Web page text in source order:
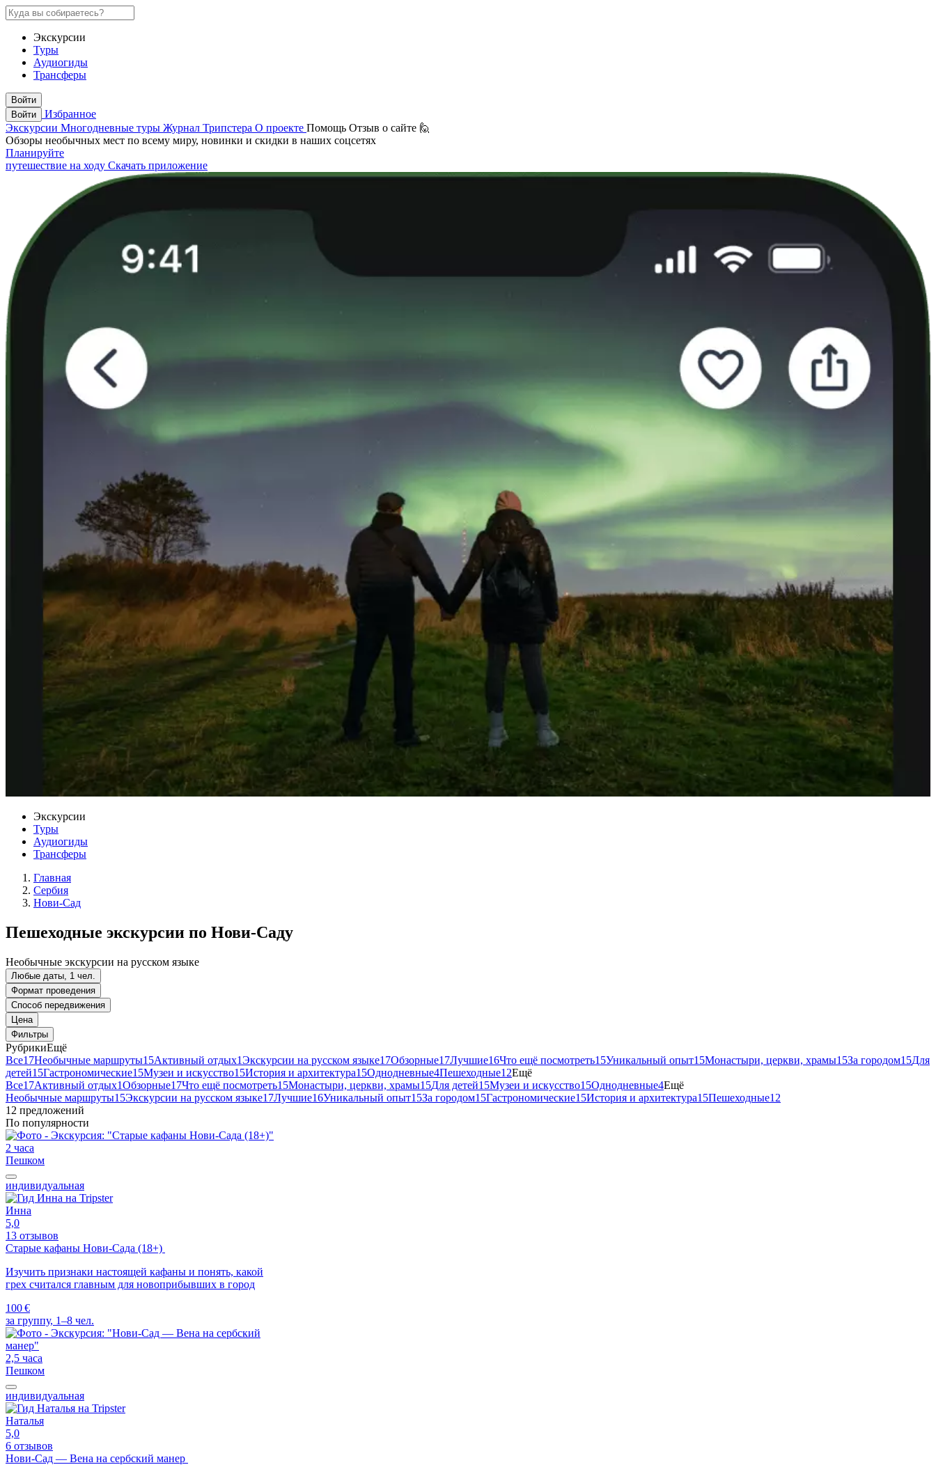
Экскурсии
Туры
Аудиогиды
Трансферы
Войти
Войти
Избранное
Экскурсии Многодневные туры Журнал Трипстера О проекте Помощь Отзыв о сайте 🙋
Обзоры необычных мест по всему миру, новинки и скидки в наших соцсетях
Планируйте
путешествие на ходу Скачать приложение
Экскурсии
Туры
Аудиогиды
Трансферы
Главная
Сербия
Нови-Сад
Пешеходные экскурсии по Нови-Саду
Необычные экскурсии на русском языке
Любые даты, 1 чел.
Формат проведения
Способ передвижения
Цена
Фильтры
РубрикиЕщё
Все17Необычные маршруты15Активный отдых1Экскурсии на русском языке17Обзорные17Лучшие16Что ещё посмотреть15Уникальный опыт15Монастыри, церкви, храмы15За городом15Для
детей15Гастрономические15Музеи и искусство15История и архитектура15Однодневные4Пешеходные12Ещё
Все17Активный отдых1Обзорные17Что ещё посмотреть15Монастыри, церкви, храмы15Для детей15Музеи и искусство15Однодневные4Ещё
Необычные маршруты15Экскурсии на русском языке17Лучшие16Уникальный опыт15За городом15Гастрономические15История и архитектура15Пешеходные12
12 предложений
По популярности
2 часа
Пешком
индивидуальная
Инна
5,0
13 отзывов
Старые кафаны Нови-Сада (18+)
Изучить признаки настоящей кафаны и понять, какой
грех считался главным для новоприбывших в город
100 €
за группу, 1–8 чел.
2,5 часа
Пешком
индивидуальная
Наталья
5,0
6 отзывов
Нови-Сад — Вена на сербский манер